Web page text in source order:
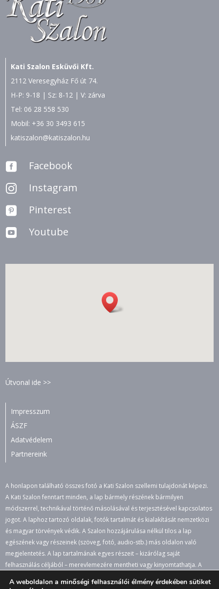
Kati Szalon Esküvői Kft.
2112 Veresegyház Fő út 74.
H-P: 9-18 | Sz: 8-12 | V: zárva
Tel: 06 28 558 530
Mobil: +36 30 3493 615
katiszalon@katiszalon.hu
 Facebook
 Instagram
 Pinterest
 Youtube
Útvonal ide >>
Impresszum
ÁSZF
Adatvédelem
Partnereink
A honlapon található összes fotó a Kati Szalon szellemi tulajdonát képezi.
A Kati Szalon fenntart minden, a lap bármely részének bármilyen
módszerrel, technikával történő másolásával és terjesztésével kapcsolatos
jogot. A laphoz tartozó oldalak, fotók tartalmát és kialakítását nemzetközi
és magyar törvények védik. A Szalon hozzájárulása nélkül tilos a lap
egészének vagy részeinek (szöveg, fotó, audio-stb.) más oldalon való
megjelentetés. A lap tartalmának egyes részeit – kizárólag saját
felhasználás céljából – merevlemezére mentheti vagy kinyomtathatja. A
maga után. A honlapon lévő értesüléseket, fotókat átvenni csak a lapra
A weboldalon a minőségi felhasználói élmény érdekében sütiket